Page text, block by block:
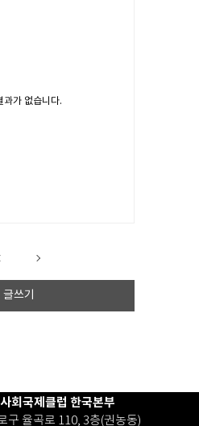
과가 없습니다.
글쓰기
회국제클럽 한국본부
구 율곡로 110, 3층(권농동)